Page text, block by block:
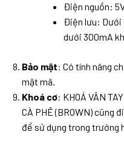
Điện nguồn:
Điện lưu: Dưới
dưới 300mA
Bảo mật: Có tính năng
mật mã.
Khoá cơ: KHOÁ VÂN
CÀ PHÊ (BROWN) cũng
để sử dụng trong trường